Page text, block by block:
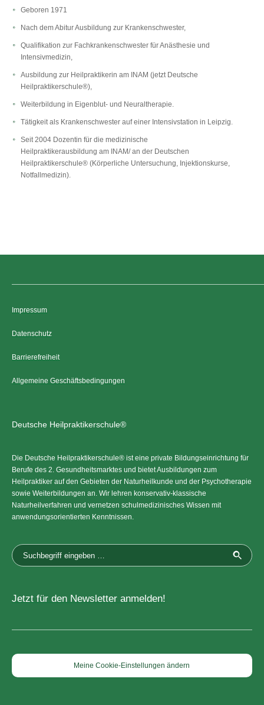
Geboren 1971
Nach dem Abitur Ausbildung zur Krankenschwester,
Qualifikation zur Fachkrankenschwester für Anästhesie und
Intensivmedizin,
Ausbildung zur Heilpraktikerin am INAM (jetzt Deutsche
Heilpraktikerschule®),
Weiterbildung in Eigenblut- und Neuraltherapie.
Tätigkeit als Krankenschwester auf einer Intensivstation in Leipzig.
Seit 2004 Dozentin für die medizinische
Heilpraktikerausbildung am INAM/ an der Deutschen
Heilpraktikerschule® (Körperliche Untersuchung, Injektionskurse,
Notfallmedizin).
Impressum
Datenschutz
Barrierefreiheit
Allgemeine Geschäftsbedingungen
Deutsche Heilpraktikerschule®
Die Deutsche Heilpraktikerschule® ist eine private Bildungseinrichtung für
Berufe des 2. Gesundheitsmarktes und bietet Ausbildungen zum
Heilpraktiker auf den Gebieten der Naturheilkunde und der Psychotherapie
sowie Weiterbildungen an. Wir lehren konservativ-klassische
Naturheilverfahren und vernetzen schulmedizinisches Wissen mit
anwendungsorientierten Kenntnissen.
Jetzt für den Newsletter anmelden!
Meine Cookie-Einstellungen ändern